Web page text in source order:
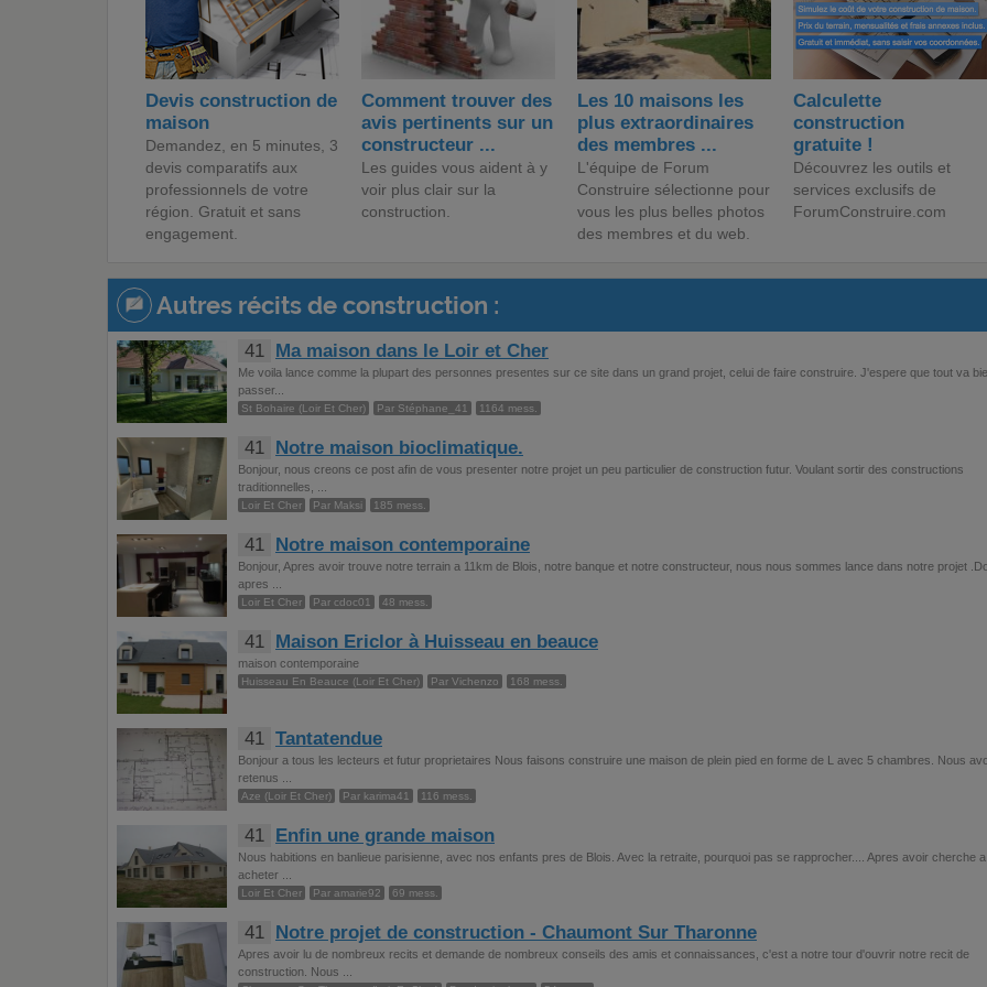
Devis construction de
maison
Demandez, en 5 minutes, 3
devis comparatifs aux
professionnels de votre
région. Gratuit et sans
engagement.
Comment trouver des
avis pertinents sur un
constructeur ...
Les guides vous aident à y
voir plus clair sur la
construction.
Les 10 maisons les
plus extraordinaires
des membres ...
L'équipe de Forum
Construire sélectionne pour
vous les plus belles photos
des membres et du web.
Calculette
construction
gratuite !
Découvrez les outils et
services exclusifs de
ForumConstruire.com
Autres récits de construction :
41 Ma maison dans le Loir et Cher
Me voila lance comme la plupart des personnes presentes sur ce site dans un grand projet, celui de faire construire. J'espere que tout va
passer...
St Bohaire (Loir Et Cher) Par Stéphane_41 1164 mess.
41 Notre maison bioclimatique.
Bonjour, nous creons ce post afin de vous presenter notre projet un peu particulier de construction futur. Voulant sortir des constructions
traditionnelles, ...
Loir Et Cher Par Maksi 185 mess.
41 Notre maison contemporaine
Bonjour, Apres avoir trouve notre terrain a 11km de Blois, notre banque et notre constructeur, nous nous sommes lance dans notre projet
apres ...
Loir Et Cher Par cdoc01 48 mess.
41 Maison Ericlor à Huisseau en beauce
maison contemporaine
Huisseau En Beauce (Loir Et Cher) Par Vichenzo 168 mess.
41 Tantatendue
Bonjour a tous les lecteurs et futur proprietaires Nous faisons construire une maison de plein pied en forme de L avec 5 chambres. Nous
retenus ...
Aze (Loir Et Cher) Par karima41 116 mess.
41 Enfin une grande maison
Nous habitions en banlieue parisienne, avec nos enfants pres de Blois. Avec la retraite, pourquoi pas se rapprocher.... Apres avoir cherche a
acheter ...
Loir Et Cher Par amarie92 69 mess.
41 Notre projet de construction - Chaumont Sur Tharonne
Apres avoir lu de nombreux recits et demande de nombreux conseils des amis et connaissances, c'est a notre tour d'ouvrir notre recit de
construction. Nous ...